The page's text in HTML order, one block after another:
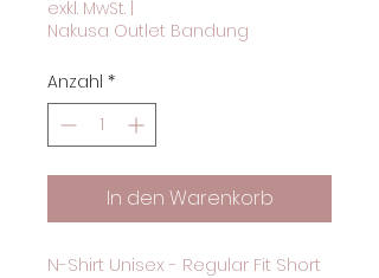
exkl. MwSt.
Nakusa Outlet Bandung
Anzahl *
In den Warenkorb
N-Shirt Unisex - Regular Fit Short